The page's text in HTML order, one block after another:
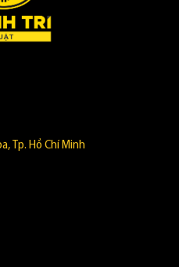
Tp. Hồ Chí Minh